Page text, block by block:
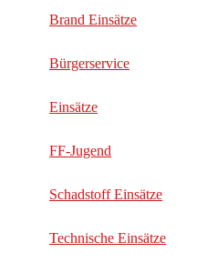
Brand Einsätze
Bürgerservice
Einsätze
FF-Jugend
Schadstoff Einsätze
Technische Einsätze